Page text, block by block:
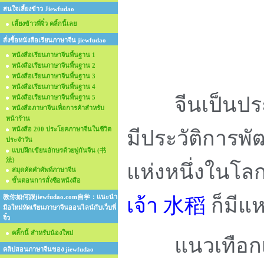
สนใจเลี้ยงข้าว Jiewfudao
เลี้ยงข้าวพี่จิ๋ว คลิ้กนี้เลย
สั่งซื้อหนังสือเรียนภาษาจีน jiewfudao
หนังสือเรียนภาษาจีนพื้นฐาน 1
หนังสือเรียนภาษาจีนพื้นฐาน 2
หนังสือเรียนภาษาจีนพื้นฐาน 3
หนังสือเรียนภาษาจีนพื้นฐาน 4
หนังสือเรียนภาษาจีนพื้นฐาน 5
หนังสือภาษาจีนเพื่อการค้าสำหรับ
หน้าร้าน
หนังสือ 200 ประโยคภาษาจีนในชีวิต
ประจำวัน
แบบฝึกเขียนอักษรด้วยพู่กันจีน (书
法)
สมุดคัดคำศัพท์ภาษาจีน
ขั้นตอนการสั่งซือหนังสือ
教你如何跟jiewfudao.com自学：แนะนำ
มือใหม่หัดเรียนภาษาจีนออนไลน์กับเว็บพี่
จิ๋ว
คลิ๊กนี้ สำหรับน้องใหม่
คลิปสอนภาษาจีนของ jiewfudao
จีนเป็นประ
มีประวัติการ
แห่งหนึ่งในโ
เจ้า 水稻 ก็มีแ
แนวเทือก